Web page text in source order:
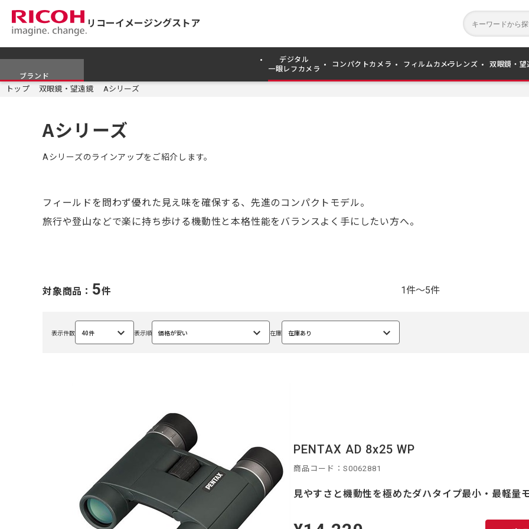
リコーイメージングストア
ブランド
デジタル
一眼レフカメラ
コンパクトカメラ フィルムカメラ レンズ 双眼鏡・望
トップ 双眼鏡・望遠鏡 Aシリーズ
Aシリーズ
Aシリーズのラインアップをご紹介します。
フィールドを問わず優れた見え味を確保する、先進のコンパクトモデル。
旅行や登山などで楽に持ち歩ける機動性と本格性能をバランスよく手にしたい方へ。
対象商品： 5件 1件～5件
表示件数 40件
選
択
表示順 価格が安い
選
択
在庫 在庫あり
選
択
PENTAX AD 8x25 WP
商品コード：S0062881
見やすさと機動性を極めたダハタイプ最小・最軽量
定